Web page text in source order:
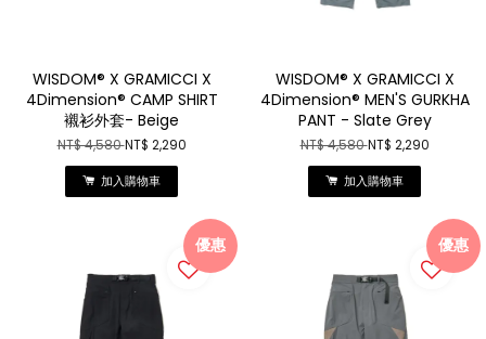
WISDOM® X GRAMICCI X
4Dimension® CAMP SHIRT
襯衫外套- Beige
NT$ 4,580NT$ 2,290
加入購物車
WISDOM® X GRAMICCI X
4Dimension® MEN'S GURKHA
PANT - Slate Grey
NT$ 4,580NT$ 2,290
加入購物車
優惠 優惠